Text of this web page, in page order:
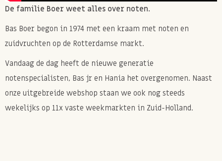
De familie Boer weet alles over noten.
Bas Boer begon in 1974 met een kraam met noten en
zuidvruchten op de Rotterdamse markt.
Vandaag de dag heeft de nieuwe generatie
notenspecialisten, Bas jr en Hania het overgenomen. Naast
onze uitgebreide webshop staan we ook nog steeds
wekelijks op 11x vaste weekmarkten in Zuid-Holland.